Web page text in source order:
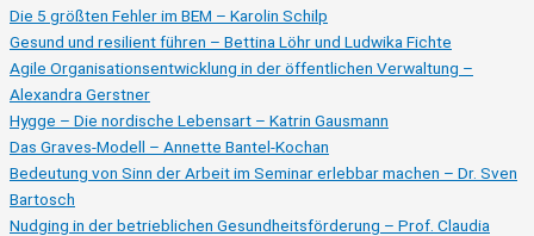
Die 5 größten Fehler im BEM – Karolin Schilp
Gesund und resilient führen – Bettina Löhr und Ludwika Fichte
Agile Organisationsentwicklung in der öffentlichen Verwaltung –
Alexandra Gerstner
Hygge – Die nordische Lebensart – Katrin Gausmann
Das Graves-Modell – Annette Bantel-Kochan
Bedeutung von Sinn der Arbeit im Seminar erlebbar machen – Dr. Sven
Bartosch
Nudging in der betrieblichen Gesundheitsförderung – Prof. Claudia